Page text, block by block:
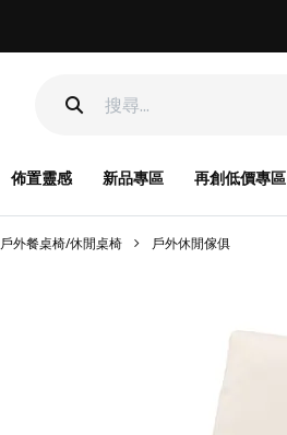
佈置靈感 新品專區 再創低價專區
戶外餐桌椅/休閒桌椅 戶外休閒傢俱